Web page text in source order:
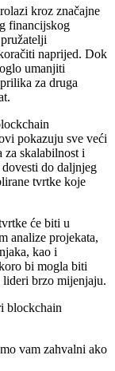
kroz značajne
financijskog
naprijed. Dok
umanjiti
za druga
pokazuju sve veći
za skalabilnost i
do daljnjeg
tvrtke koje
će biti u
analize projekata,
kao i
bi mogla biti
lideri brzo mijenjaju.
blockchain
vam zahvalni ako